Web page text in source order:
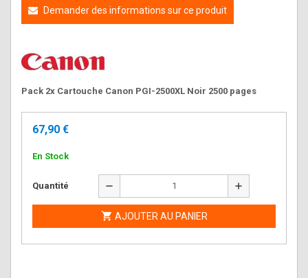
Demander des informations sur ce produit
Pack 2x Cartouche Canon PGI-2500XL Noir 2500 pages
67,90 €
En Stock
Quantité remove add
 AJOUTER AU PANIER